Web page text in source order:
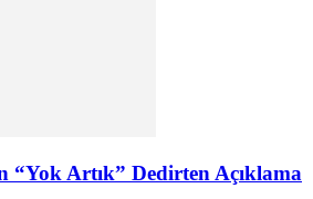
“Yok Artık” Dedirten Açıklama